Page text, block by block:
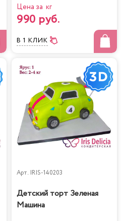
Цена за кг
990 руб.
В 1 КЛИК
Арт. IRIS-140203
Детский торт Зеленая
Машина